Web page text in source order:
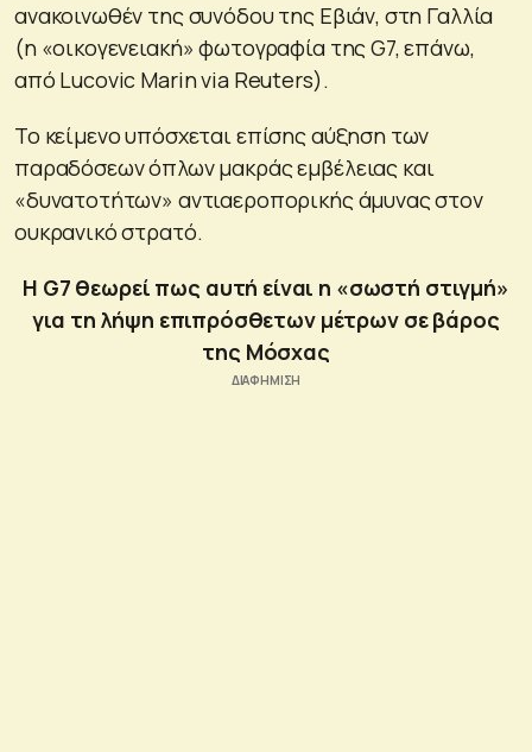
ανακοινωθέν της συνόδου της Εβιάν, στη Γαλλία
(η «οικογενειακή» φωτογραφία της G7, επάνω,
από Lucovic Marin via Reuters).
Το κείμενο υπόσχεται επίσης αύξηση των
παραδόσεων όπλων μακράς εμβέλειας και
«δυνατοτήτων» αντιαεροπορικής άμυνας στον
ουκρανικό στρατό.
Η G7 θεωρεί πως αυτή είναι η «σωστή στιγμή»
για τη λήψη επιπρόσθετων μέτρων σε βάρος
της Μόσχας